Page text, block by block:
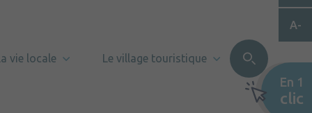
vie locale Le village touristique
A-
En 1
clic